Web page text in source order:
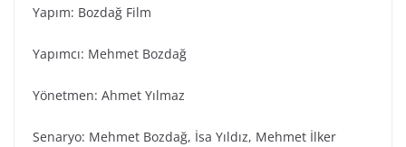
Yapım: Bozdağ Film
Yapımcı: Mehmet Bozdağ
Yönetmen: Ahmet Yılmaz
Senaryo: Mehmet Bozdağ, İsa Yıldız, Mehmet İlker